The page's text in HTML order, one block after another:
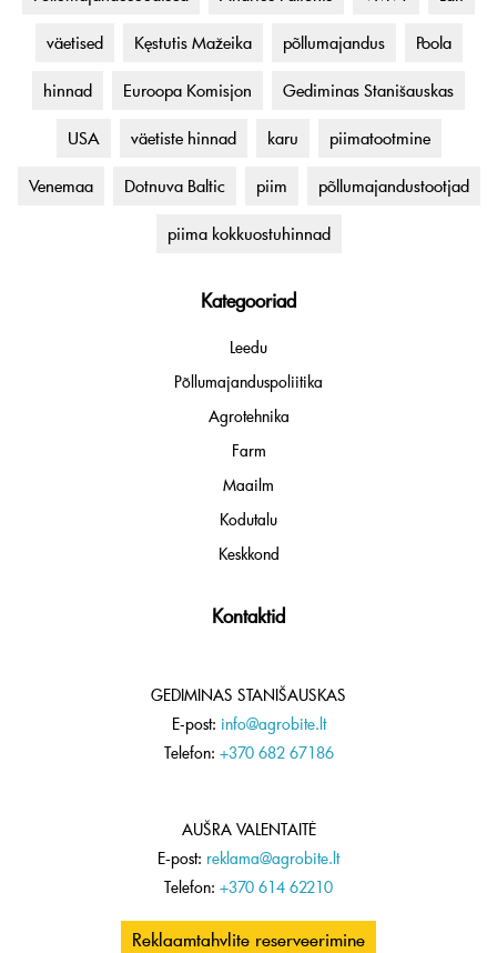
väetised Kęstutis Mažeika põllumajandus Poola
hinnad Euroopa Komisjon Gediminas Stanišauskas
USA väetiste hinnad karu piimatootmine
Venemaa Dotnuva Baltic piim põllumajandustootjad
piima kokkuostuhinnad
Kategooriad
Leedu
Põllumajanduspoliitika
Agrotehnika
Farm
Maailm
Kodutalu
Keskkond
Kontaktid
GEDIMINAS STANIŠAUSKAS
E-post: info@agrobite.lt
Telefon: +370 682 67186
AUŠRA VALENTAITĖ
E-post: reklama@agrobite.lt
Telefon: +370 614 62210
Reklaamtahvlite reserveerimine